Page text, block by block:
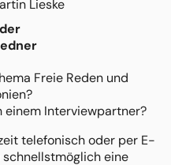
Lieske
Freie Reden und
einem Interviewpartner?
telefonisch oder per E-
schnellstmöglich eine